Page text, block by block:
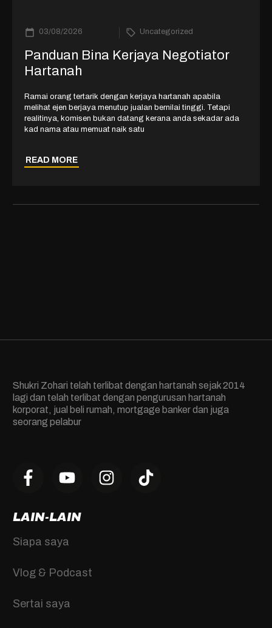
03/08/2026 Uncategorized
Panduan Bina Kerjaya Negotiator
Hartanah
Ramai orang tertarik dengan kerjaya hartanah apabila
melihat ejen berjaya menutup jualan bernilai tinggi. Tetapi
realitinya, komisen bukan datang kerana anda sekadar ada
kad nama atau memuat naik satu
READ MORE
Shukri Zohari telah terlibat dengan hartanah sejak 2014
lagi dan telah terlibat dengan pengurusan hartanah
korporat, jual beli rumah, mortgage banker dan juga
seorang pelabur
LAIN-LAIN
Siapa saya
Vlog & Podcast
Sertai saya